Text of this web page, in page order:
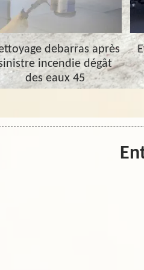
debarras après
incendie dégât
des eaux 45